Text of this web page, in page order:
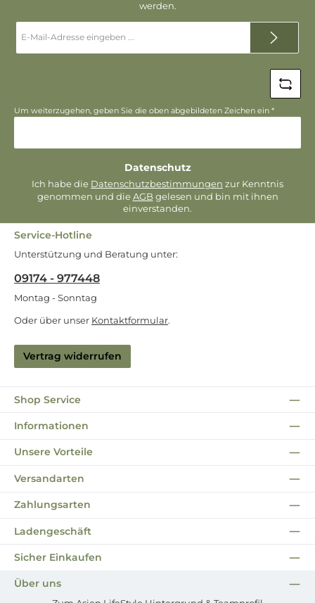
werden.
Mail-
Adresse
Um weiterzugehen, geben Sie die oben abgebildeten Zeichen ein *
Datenschutz
Ich habe die Datenschutzbestimmungen zur Kenntnis
genommen und die AGB gelesen und bin mit ihnen
einverstanden.
Service-Hotline
Unterstützung und Beratung unter:
09174 - 977448
Montag - Sonntag
Oder über unser Kontaktformular.
Vertrag widerrufen
Shop Service
Informationen
Unsere Vorteile
Versandarten
Zahlungsarten
Ladengeschäft
Sicher Einkaufen
Über uns